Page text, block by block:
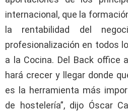
internacional, que la
la rentabilidad del
profesionalización en todos
a la Cocina. Del Back office
hará crecer y llegar donde
es la herramienta más
de hostelería”, dijo Óscar